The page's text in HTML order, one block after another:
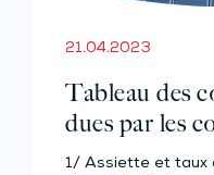
21.04.2023
Tableau des
dues par les
2023
1/ Assiette et taux